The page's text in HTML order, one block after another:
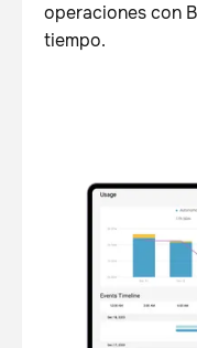
operaciones con
tiempo.